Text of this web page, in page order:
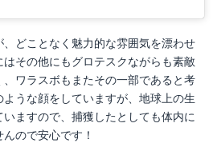
どことなく魅力的な雰囲気を漂わせ
その他にもグロテスクながらも素敵
ワラスボもまたその一部であると考
うな顔をしていますが、地球上の生
ますので、捕獲したとしても体内に
ので安心です！